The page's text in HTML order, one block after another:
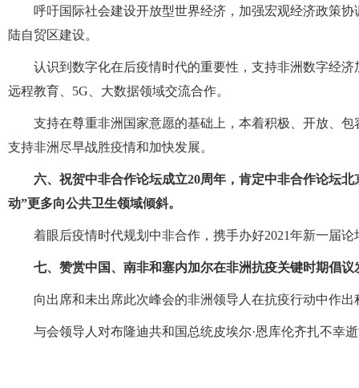
呼吁国际社会建设开放型世界经济，加强宏观经济政策
陆自贸区建设。
认识到数字化在后疫情时代的重要性，支持非洲数字经
远程教育、5G、大数据领域交流合作。
支持在尊重非洲国家意愿的基础上，本着积极、开放、
支持非洲尽早战胜疫情和加快发展。
六、祝贺中非合作论坛成立20周年，肯定中非合作论坛
动”更多向公共卫生领域倾斜。
着眼后疫情时代规划中非合作，携手办好2021年新一届论
七、赞赏中国、南非和塞内加尔在非洲抗疫关键时期倡议
向出席和未出席此次峰会的非洲领导人在抗疫行动中作
与会领导人对布隆迪共和国总统皮埃尔·恩库伦齐扎不幸